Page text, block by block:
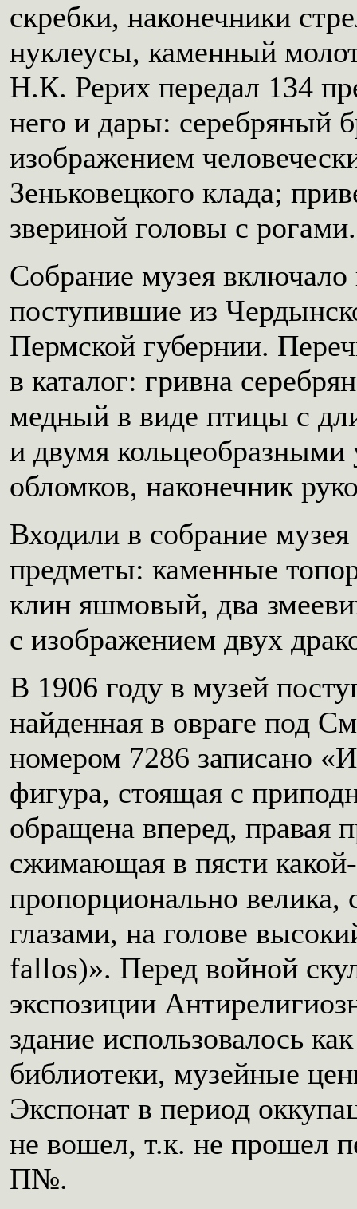
скребки, наконечники
нуклеусы, каменный
Н.К. Рерих передал 134
него и дары: серебряный
изображением
Зеньковецкого клада;
звериной головы с рогами.
Собрание музея включало
поступившие из
Пермской губернии.
в каталог: гривна
медный в виде птицы с
и двумя
обломков, наконечник
Входили в собрание
предметы: каменные
клин яшмовый, два
с изображением двух
В 1906 году в музей
найденная в овраге под
номером 7286 записано
фигура, стоящая с
обращена вперед, правая
сжимающая в пясти
пропорционально
глазами, на голове
fallos)». Перед войной
экспозиции
здание использовалось
библиотеки, музейные
Экспонат в период
не вошел, т.к. не прошел
П№.